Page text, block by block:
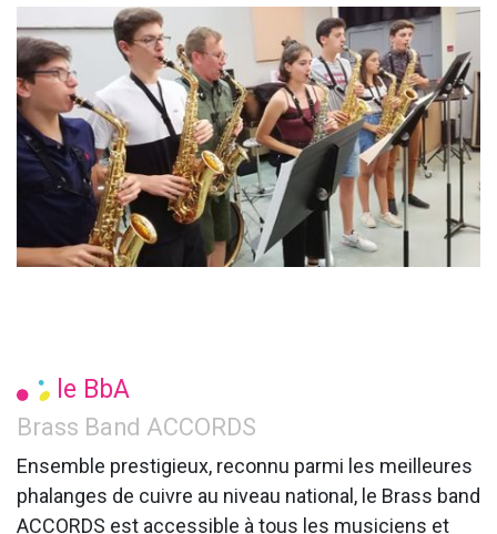
le BbA
Brass Band ACCORDS
Ensemble prestigieux, reconnu parmi les meilleures
phalanges de cuivre au niveau national, le Brass band
ACCORDS est accessible à tous les musiciens et